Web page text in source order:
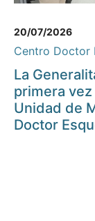
20/07/2026
Centro Doctor
La
primera
Unidad de
Doctor